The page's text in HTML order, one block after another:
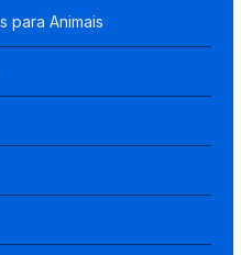
para Animais